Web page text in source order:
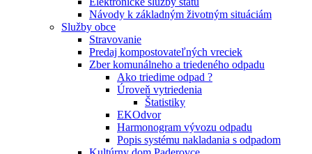
Návody k základným životným situáciám
Služby obce
Stravovanie
Predaj kompostovateľných vreciek
Zber komunálneho a triedeného odpadu
Ako triedime odpad ?
Úroveň vytriedenia
Štatistiky
EKOdvor
Harmonogram vývozu odpadu
Popis systému nakladania s odpadom